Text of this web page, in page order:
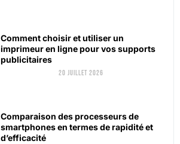
Comment choisir et utiliser un
imprimeur en ligne pour vos supports
publicitaires
20 juillet 2026
Comparaison des processeurs de
smartphones en termes de rapidité et
d’efficacité